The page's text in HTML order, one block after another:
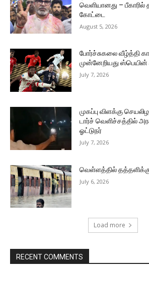
வெளியானது – பீகாரில்
கோட்டை
August 5, 2026
போர்ச்சுகலை வீழ்த்தி
முன்னேறியது ஸ்பெயின்
July 7, 2026
முகப்பு விளக்கு
டார்ச் வெளிச்சத்தில்
ஓட்டுநர்
July 7, 2026
வெள்ளத்தில்
July 6, 2026
Load more
RECENT COMMENTS